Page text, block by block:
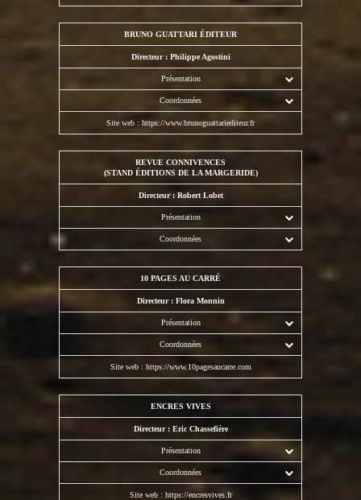
BRUNO GUATTARI ÉDITEUR
Directeur : Philippe Agostini
Présentation
Coordonnées
Site web : https://www.brunoguattariediteur.fr
REVUE CONNIVENCES
(STAND ÉDITIONS DE LA MARGERIDE)
Directeur : Robert Lobet
Présentation
Coordonnées
10 PAGES AU CARRÉ
Directeur : Flora Monnin
Présentation
Coordonnées
Site web : https://www.10pagesaucarre.com
ENCRES VIVES
Directeur : Eric Chassefière
Présentation
Coordonnées
Site web : https://encresvives.fr